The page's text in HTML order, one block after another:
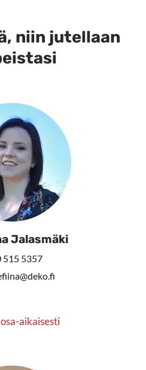
niin jutellaan
Jalasmäki
515 5357
aikaisesti